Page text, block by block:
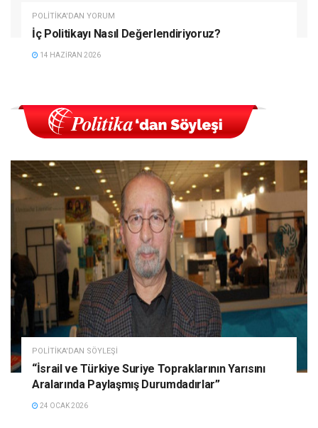
POLITIKA'DAN YORUM
İç Politikayı Nasıl Değerlendiriyoruz?
14 HAZIRAN 2026
POLITIKA'DAN SÖYLEŞI
“İsrail ve Türkiye Suriye Topraklarının Yarısını
Aralarında Paylaşmış Durumdadırlar”
24 OCAK 2026